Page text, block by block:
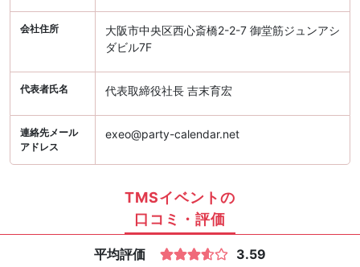
会社住所
大阪市中央区西心斎橋2-2-7 御堂筋ジュンアシ
ダビル7F
代表者氏名 代表取締役社長 吉末育宏
連絡先メール
アドレス
exeo@party-calendar.net
TMSイベントの
口コミ・評価
平均評価 3.59